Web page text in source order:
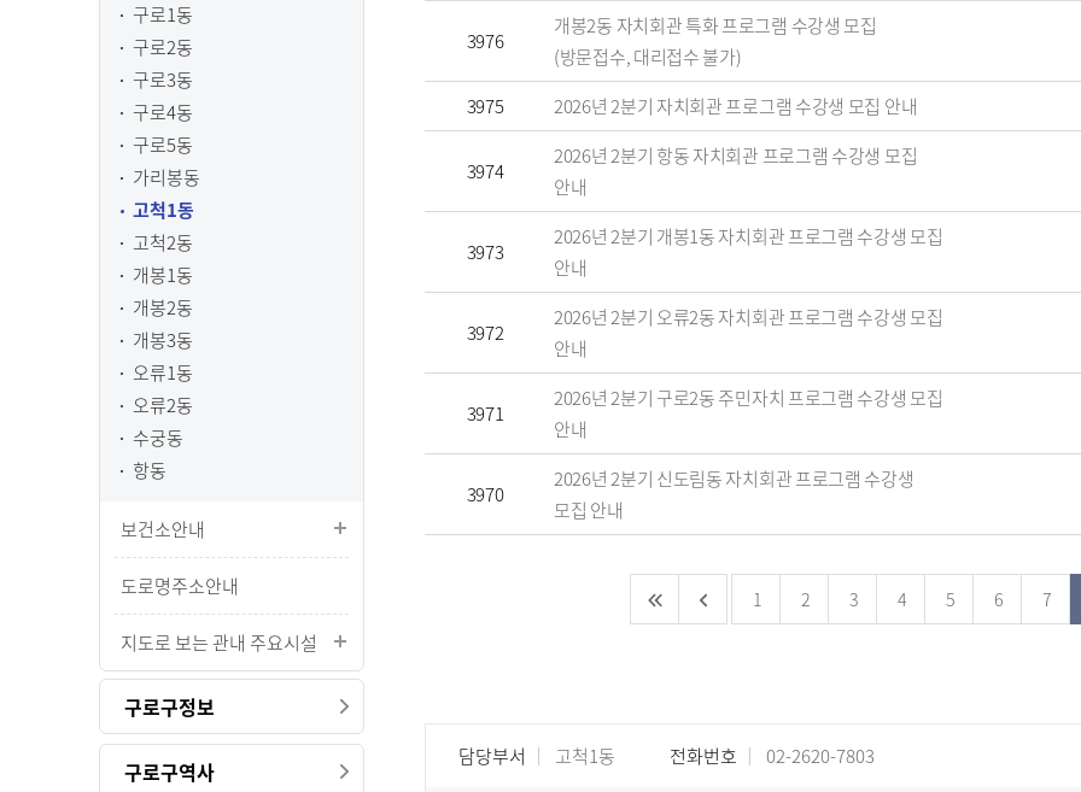
구로1동
구로2동
구로3동
구로4동
구로5동
가리봉동
고척1동
고척2동
개봉1동
개봉2동
개봉3동
오류1동
오류2동
수궁동
항동
보건소안내
도로명주소안내
지도로 보는 관내 주요시설
구로구정보
구로구역사
3976
개봉2동 자치회관 특화 프로그램 수강생 모집
(방문접수, 대리접수 불가)
3975 2026년 2분기 자치회관 프로그램 수강생 모집 안내
3974
2026년 2분기 항동 자치회관 프로그램 수강생 모집
안내
3973
2026년 2분기 개봉1동 자치회관 프로그램 수강생 모집
안내
3972
2026년 2분기 오류2동 자치회관 프로그램 수강생 모집
안내
3971
2026년 2분기 구로2동 주민자치 프로그램 수강생 모집
안내
3970
2026년 2분기 신도림동 자치회관 프로그램 수강생
모집 안내
1 2 3 4 5 6 7
담당부서 고척1동 전화번호 02-2620-7803